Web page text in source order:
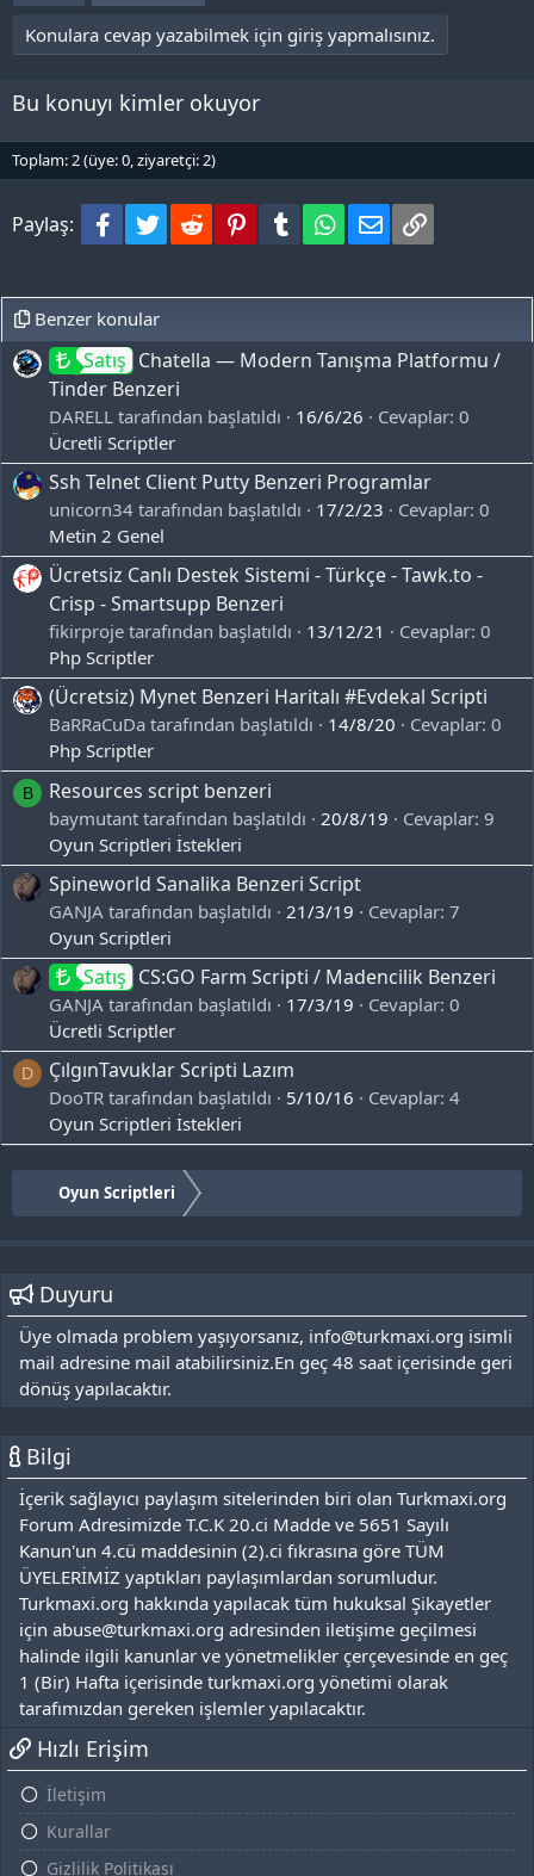
Konulara cevap yazabilmek için giriş yapmalısınız.
Bu konuyı kimler okuyor
Toplam: 2 (üye: 0, ziyaretçi: 2)
Paylaş: Facebook
Twitter Reddit PinterestTumblrWhatsApp
e-Posta
Benzer konular
Satış Chatella — Modern Tanışma Platformu /
Tinder Benzeri
DARELL tarafından başlatıldı 16/6/26
Cevaplar: 0
Ücretli Scriptler
Ssh Telnet Client Putty Benzeri Programlar
unicorn34 tarafından başlatıldı 17/2/23
Cevaplar: 0
Metin 2 Genel
Ücretsiz Canlı Destek Sistemi - Türkçe - Tawk.to -
Crisp - Smartsupp Benzeri
fikirproje tarafından başlatıldı 13/12/21
Cevaplar: 0
Php Scriptler
(Ücretsiz) Mynet Benzeri Haritalı #Evdekal Scripti
BaRRaCuDa tarafından başlatıldı 14/8/20
Cevaplar: 0
Php Scriptler
B Resources script benzeri
baymutant tarafından başlatıldı 20/8/19
Cevaplar: 9
Oyun Scriptleri İstekleri
Spineworld Sanalika Benzeri Script
GANJA tarafından başlatıldı 21/3/19
Cevaplar: 7
Oyun Scriptleri
Satış CS:GO Farm Scripti / Madencilik Benzeri
GANJA tarafından başlatıldı 17/3/19
Cevaplar: 0
Ücretli Scriptler
D ÇılgınTavuklar Scripti Lazım
DooTR tarafından başlatıldı 5/10/16
Cevaplar: 4
Oyun Scriptleri İstekleri
Oyun Scriptleri
Duyuru
Üye olmada problem yaşıyorsanız, info@turkmaxi.org isimli
mail adresine mail atabilirsiniz.En geç 48 saat içerisinde geri
dönüş yapılacaktır.
Bilgi
İçerik sağlayıcı paylaşım sitelerinden biri olan Turkmaxi.org
Forum Adresimizde T.C.K 20.ci Madde ve 5651 Sayılı
Kanun'un 4.cü maddesinin (2).ci fıkrasına göre TÜM
ÜYELERİMİZ yaptıkları paylaşımlardan sorumludur.
Turkmaxi.org hakkında yapılacak tüm hukuksal Şikayetler
için abuse@turkmaxi.org adresinden iletişime geçilmesi
halinde ilgili kanunlar ve yönetmelikler çerçevesinde en geç
1 (Bir) Hafta içerisinde turkmaxi.org yönetimi olarak
tarafımızdan gereken işlemler yapılacaktır.
Hızlı Erişim
İletişim
Kurallar
Gizlilik Politikası